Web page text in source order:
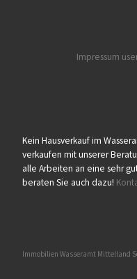
Impressum
Kein Hausverkauf im
verkaufen mit unserer
alle Arbeiten an eine sehr
beraten Sie auch dazu!
Immobilien Wasseramt Mittelland